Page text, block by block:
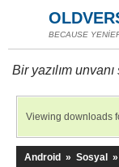
BECAUSE
Bir yazılım
Viewing downloads
Android » Sosyal »